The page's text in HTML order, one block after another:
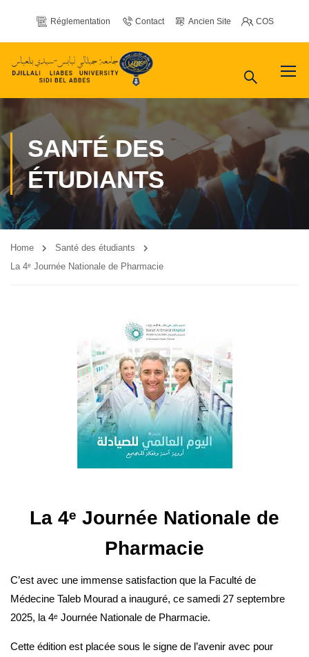
Réglementation Contact Ancien Site COS
SANTÉ DES
ÉTUDIANTS
Home
Santé des étudiants
La 4ᵉ Journée Nationale de Pharmacie
La 4ᵉ Journée Nationale de
Pharmacie
C’est avec une immense satisfaction que la Faculté de
Médecine Taleb Mourad a inauguré, ce samedi 27 septembre
2025, la 4ᵉ Journée Nationale de Pharmacie.
Cette édition est placée sous le signe de l’avenir avec pour